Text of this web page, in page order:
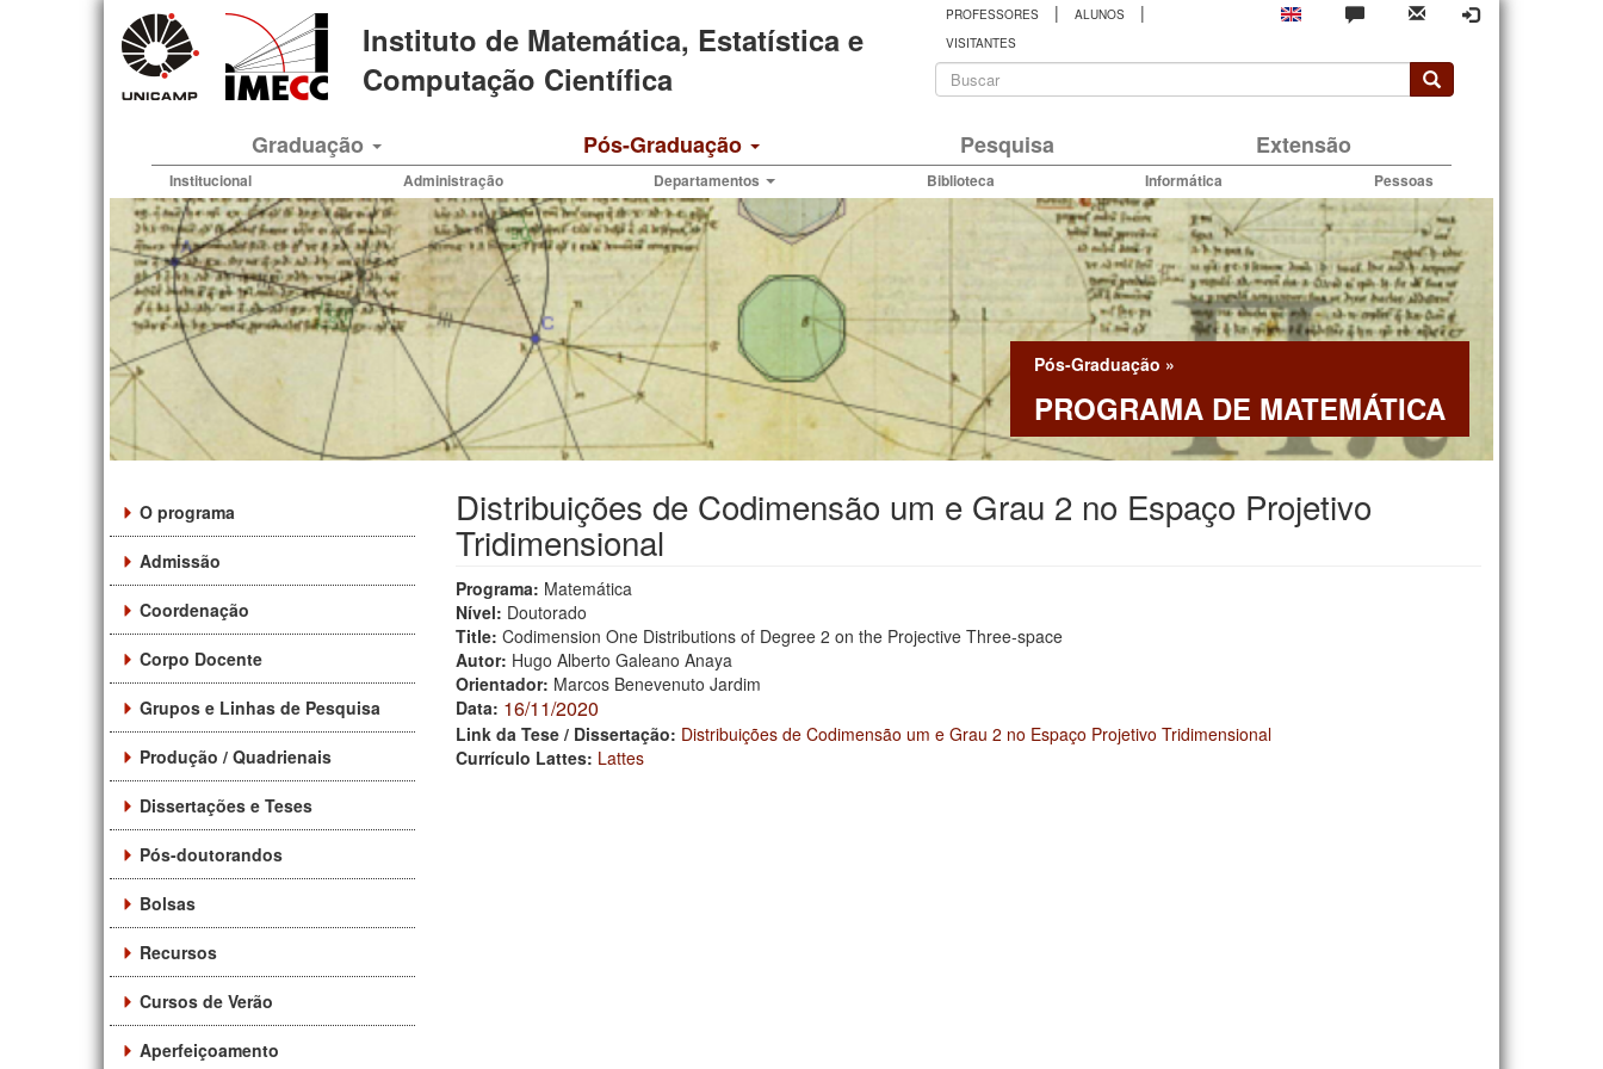
Instituto de Matemática, Estatística e
Computação Científica
PROFESSORES | ALUNOS |
VISITANTES
Formulário
busca
Graduação Pós-Graduação Pesquisa Extensão
Institucional Administração Departamentos Biblioteca Informática Pessoas
Pós-Graduação »
PROGRAMA DE MATEMÁTICA
O programa
Admissão
Coordenação
Corpo Docente
Grupos e Linhas de Pesquisa
Produção / Quadrienais
Dissertações e Teses
Pós-doutorandos
Bolsas
Recursos
Cursos de Verão
Aperfeiçoamento
Distribuições de Codimensão um e Grau 2 no Espaço Projetivo
Tridimensional
Programa: Matemática
Nível: Doutorado
Title: Codimension One Distributions of Degree 2 on the Projective Three-space
Autor: Hugo Alberto Galeano Anaya
Orientador: Marcos Benevenuto Jardim
Data: 16/11/2020
Link da Tese / Dissertação: Distribuições de Codimensão um e Grau 2 no Espaço Projetivo Tridimensional
Currículo Lattes: Lattes